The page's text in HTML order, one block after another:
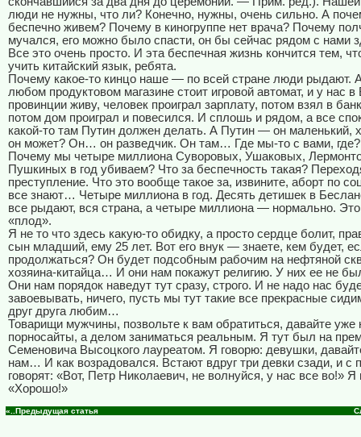
люди не нужны, что ли? Конечно, нужны, очень сильно. А
беспечно живем? Почему в киногруппе нет врача? Почему
мучался, его можно было спасти, он бы сейчас рядом с нами
Все это очень просто. И эта беспечная жизнь кончится тем,
учить китайский язык, ребята.
Почему какое-то кинцо наше — по всей стране люди рыдают. А
любом продуктовом магазине стоит игровой автомат, и у нас в
провинции живу, человек проиграл зарплату, потом взял в
потом дом проиграл и повесился. И сплошь и рядом, а все
какой-то там Путин должен делать. А Путин — он маленький,
он может? Он… он разведчик. Он там… Где мы-то с вами, где?
Почему мы четыре миллиона Суворовых, Ушаковых,
Пушкиных в год убиваем? Что за беспечность такая?
преступление. Что это вообще такое за, извините, аборт по
все знают… Четыре миллиона в год. Десять детишек в
все рыдают, вся страна, а четыре миллиона — нормально. Это,
«плод».
Я не то что здесь какую-то обидку, а просто сердце болит,
сын младший, ему 25 лет. Вот его внук — знаете, кем будет,
продолжаться? Он будет подсобным рабочим на нефтяной
хозяина-китайца… И они нам покажут религию. У них ее не
Они нам порядок наведут тут сразу, строго. И не надо нас
завоевывать, ничего, пусть мы тут такие все прекрасные
друг друга любим…
Товарищи мужчины, позвольте к вам обратиться, давайте уже
порносайты, а делом заниматься реальным. Я тут был на
Семеновича Высоцкого лауреатом. Я говорю: девушки,
нам… И как возрадовался. Встают вдруг три девки сзади, и с
говорят: «Вот, Петр Николаевич, не волнуйся, у нас все во!» Я
«Хорошо!»
«..Предыдущая статья